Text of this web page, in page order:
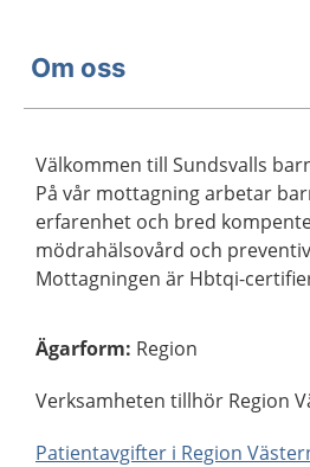
Om oss
Välkommen till Sundsvalls
På vår mottagning arbetar
erfarenhet och bred
mödrahälsovård och
Mottagningen är Hbtqi-
Ägarform: Region
Verksamheten tillhör Region
Patientavgifter i Region